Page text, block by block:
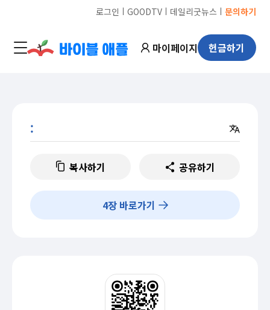
로그인 ㅣ GOODTVㅣ 데일리굿뉴스 ㅣ 문의하기
마이페이지 헌금하기
:
복사하기 공유하기
4장 바로가기